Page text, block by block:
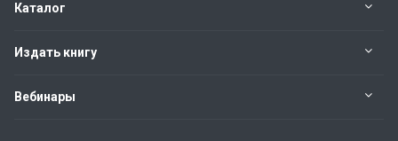
Каталог
Издать книгу
Вебинары